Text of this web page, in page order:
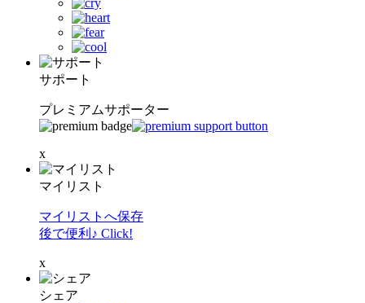
サポート
プレミアムサポーター
x
マイリスト
マイリストへ保存
後で便利♪ Click!
x
シェア